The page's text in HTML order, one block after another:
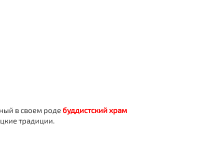
в своем роде буддистский храм
традиции.